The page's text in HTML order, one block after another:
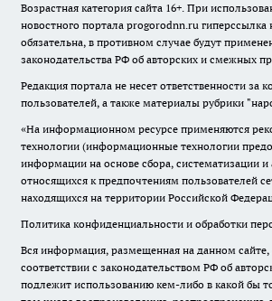
Возрастная категория сайта 16+. При
новостного портала progorodnn.ru гиперссылка
обязательна, в противном случае будут
законодательства РФ об авторских и смежных
Редакция портала не несет ответственности за
пользователей, а также материалы рубрики
«На информационном ресурсе применяются
технологии (информационные технологии
информации на основе сбора, систематизации и
относящихся к предпочтениям пользователей
находящихся на территории Российской
Политика конфиденциальности и обработки
Вся информация, размещенная на данном сайте,
соответствии с законодательством РФ об
подлежит использованию кем-либо в какой бы